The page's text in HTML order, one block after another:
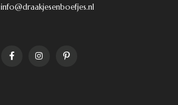
info@draakjesenboefjes.nl